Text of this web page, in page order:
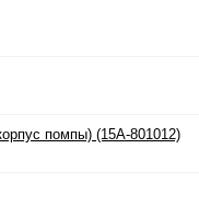
помпы) (15A-801012)